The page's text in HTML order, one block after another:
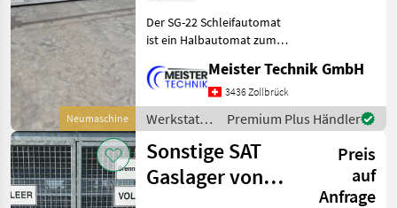
Neumaschine
Der SG-22 Schleifautomat
ist ein Halbautomat zum
gängigen Doppel- sowie
Standartmähmesser. Die
optimalen
Einstellmöglichkeiten
führen zu be
Meister Technik GmbH
3436 Zollbrück
Werkstatt /
Sonstige
Premium Plus Händler
Sonstige SAT
Gaslager von
Preis
auf
Anfrage